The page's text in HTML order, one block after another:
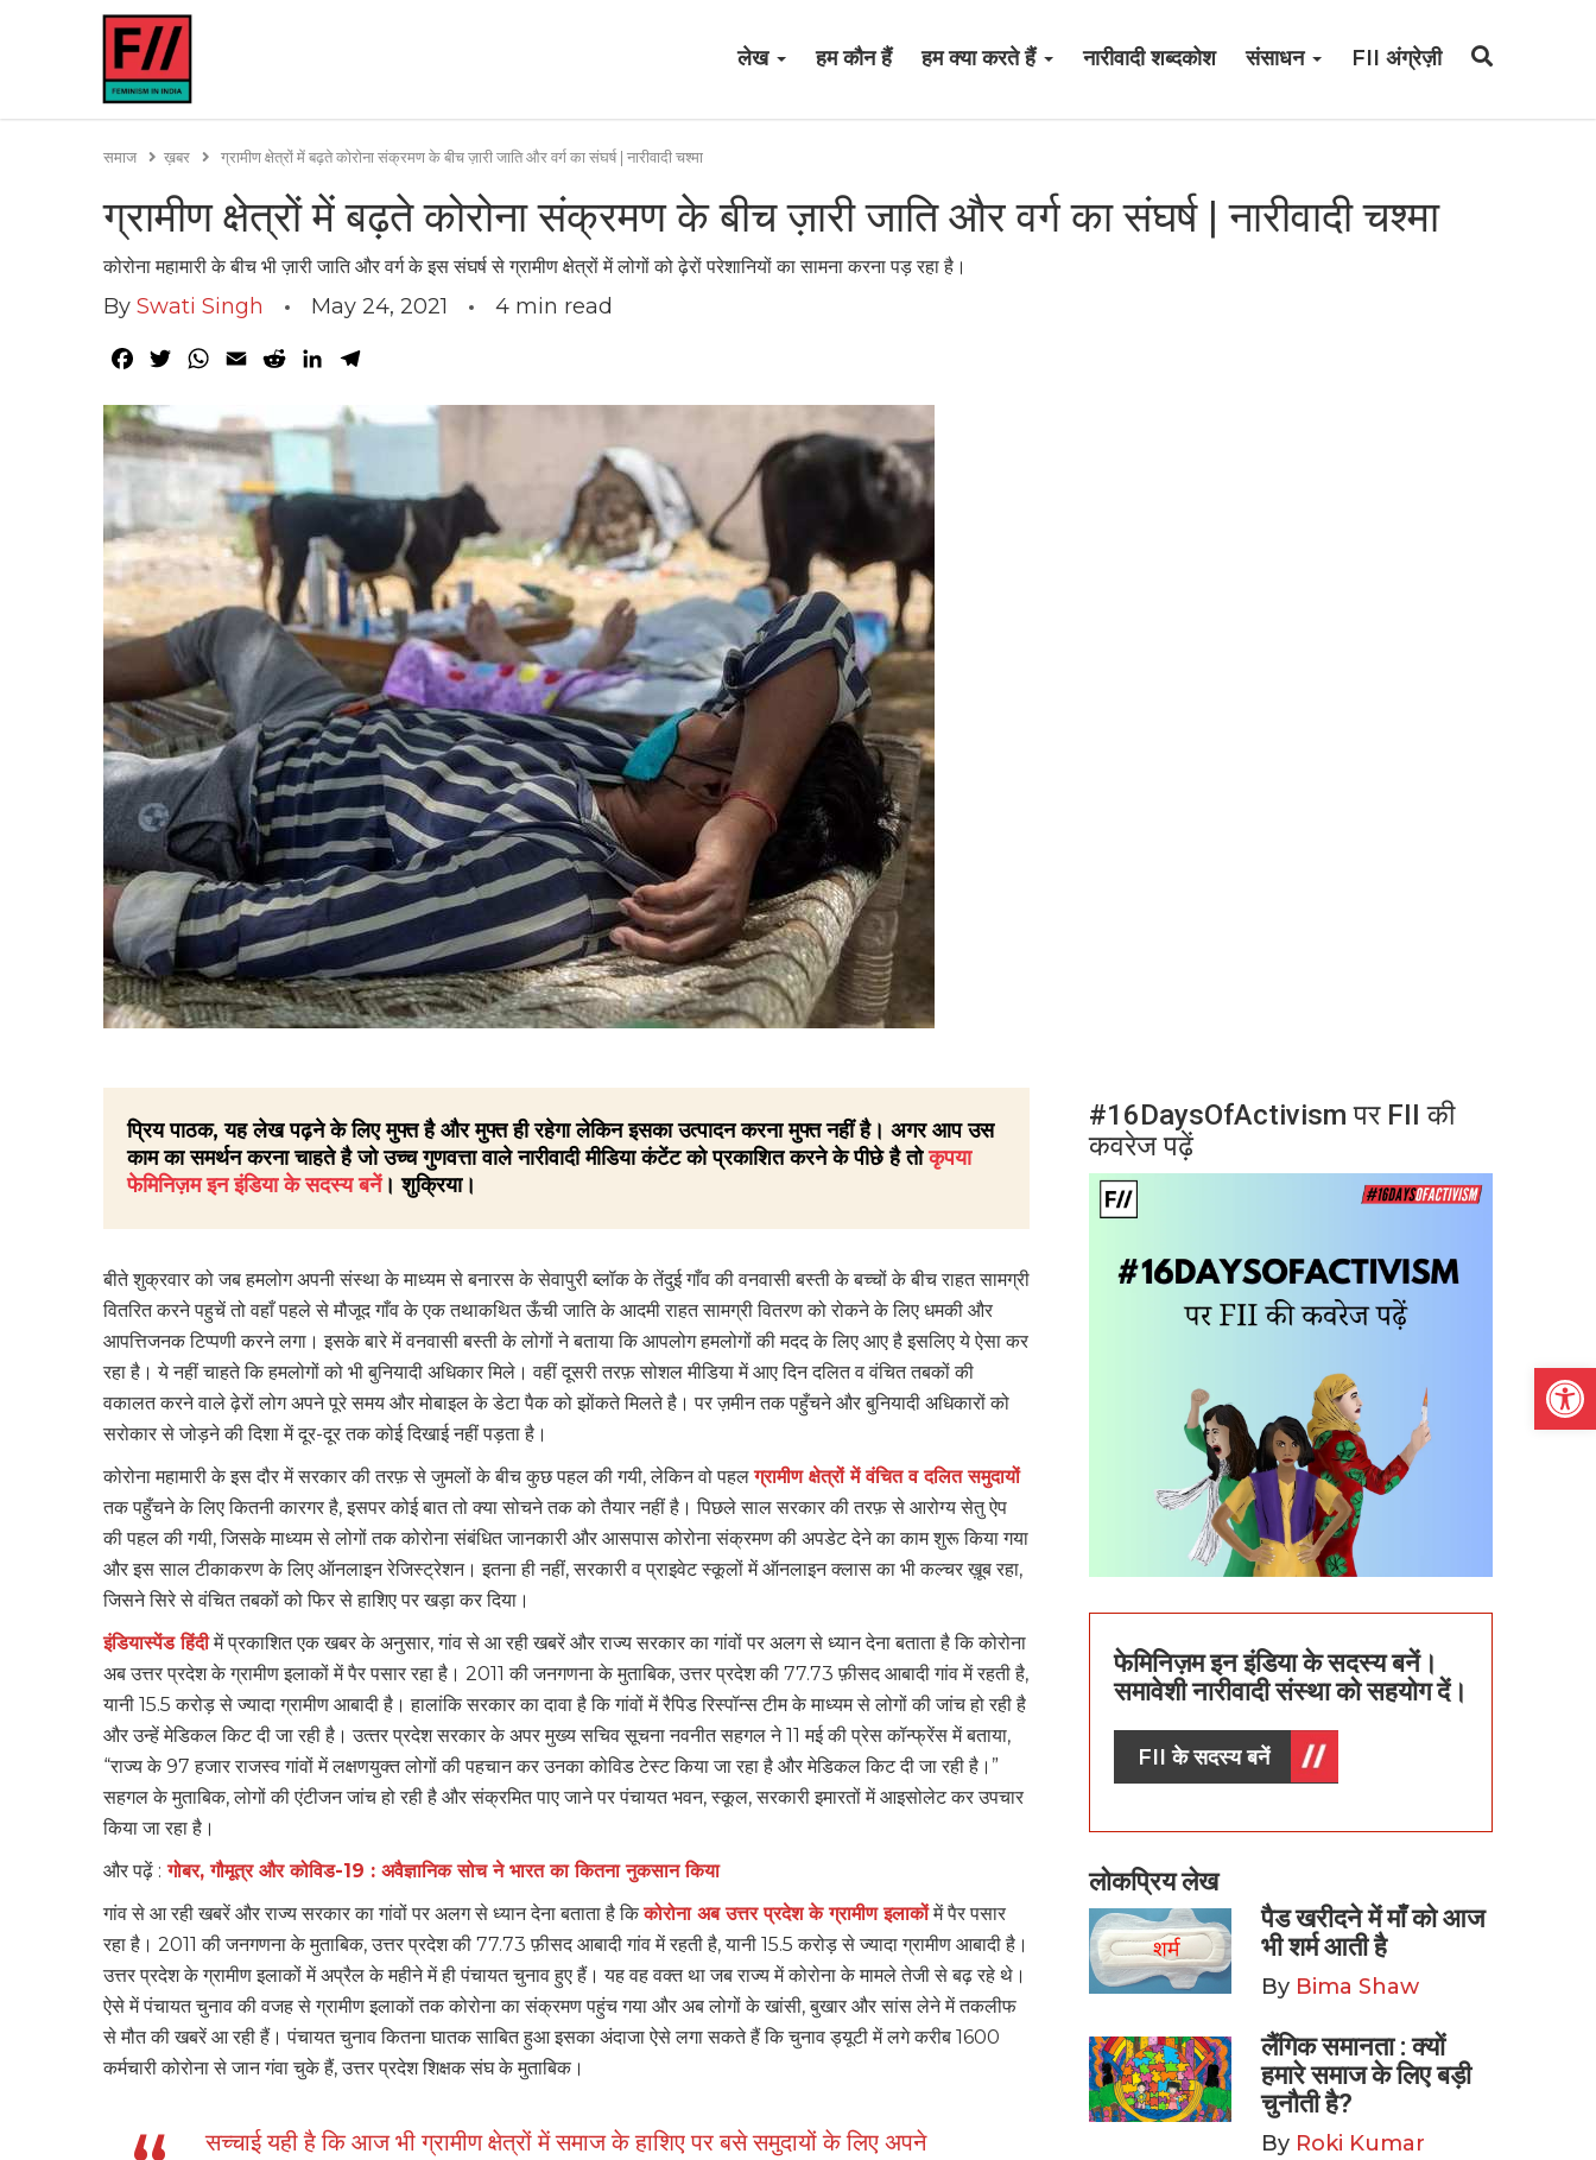
लेख हम कौन हैं हम क्या करते हैं नारीवादी शब्दकोश संसाधन FII अंग्रेज़ी
समाज ख़बर ग्रामीण क्षेत्रों में बढ़ते कोरोना संक्रमण के बीच ज़ारी जाति और वर्ग का संघर्ष | नारीवादी चश्मा
ग्रामीण क्षेत्रों में बढ़ते कोरोना संक्रमण के बीच ज़ारी जाति और वर्ग का संघर्ष | नारीवादी चश्मा
कोरोना महामारी के बीच भी ज़ारी जाति और वर्ग के इस संघर्ष से ग्रामीण क्षेत्रों में लोगों को ढ़ेरों परेशानियों का सामना करना पड़ रहा है।
By Swati Singh May 24, 2021 4 min read
Facebook
TwitterWhatsApp
Email RedditLinkedIn
प्रिय पाठक, यह लेख पढ़ने के लिए मुफ्त है और मुफ्त ही रहेगा लेकिन इसका उत्पादन करना मुफ्त नहीं है। अगर आप उस
काम का समर्थन करना चाहते है जो उच्च गुणवत्ता वाले नारीवादी मीडिया कंटेंट को प्रकाशित करने के पीछे है तोकृपया
फेमिनिज़म इन इंडिया के सदस्य बनें। शुक्रिया।
बीते शुक्रवार को जब हमलोग अपनी संस्था के माध्यम से बनारस के सेवापुरी ब्लॉक के तेंदुई गाँव की वनवासी बस्ती के बच्चों के बीच राहत सामग्री
वितरित करने पहुचें तो वहाँ पहले से मौजूद गाँव के एक तथाकथित ऊँची जाति के आदमी राहत सामग्री वितरण को रोकने के लिए धमकी और
आपत्तिजनक टिप्पणी करने लगा। इसके बारे में वनवासी बस्ती के लोगों ने बताया कि आपलोग हमलोगों की मदद के लिए आए है इसलिए ये ऐसा कर
रहा है। ये नहीं चाहते कि हमलोगों को भी बुनियादी अधिकार मिले। वहीं दूसरी तरफ़ सोशल मीडिया में आए दिन दलित व वंचित तबकों की
वकालत करने वाले ढ़ेरों लोग अपने पूरे समय और मोबाइल के डेटा पैक को झोंकते मिलते है। पर ज़मीन तक पहुँचने और बुनियादी अधिकारों को
सरोकार से जोड़ने की दिशा में दूर-दूर तक कोई दिखाई नहीं पड़ता है।
कोरोना महामारी के इस दौर में सरकार की तरफ़ से जुमलों के बीच कुछ पहल की गयी, लेकिन वो पहलग्रामीण क्षेत्रों में वंचित व दलित समुदायों
तक पहुँचने के लिए कितनी कारगर है, इसपर कोई बात तो क्या सोचने तक को तैयार नहीं है। पिछले साल सरकार की तरफ़ से आरोग्य सेतु ऐप
की पहल की गयी, जिसके माध्यम से लोगों तक कोरोना संबंधित जानकारी और आसपास कोरोना संक्रमण की अपडेट देने का काम शुरू किया गया
और इस साल टीकाकरण के लिए ऑनलाइन रेजिस्ट्रेशन। इतना ही नहीं, सरकारी व प्राइवेट स्कूलों में ऑनलाइन क्लास का भी कल्चर ख़ूब रहा,
जिसने सिरे से वंचित तबकों को फिर से हाशिए पर खड़ा कर दिया।
इंडियास्पेंड हिंदीमें प्रकाशित एक खबर के अनुसार, गांव से आ रही खबरें और राज्य सरकार का गांवों पर अलग से ध्‍यान देना बताता है कि कोरोना
अब उत्तर प्रदेश के ग्रामीण इलाकों में पैर पसार रहा है। 2011 की जनगणना के मुताबिक, उत्तर प्रदेश की 77.73 फ़ीसद आबादी गांव में रहती है,
यानी 15.5 करोड़ से ज्‍यादा ग्रामीण आबादी है। हालांकि सरकार का दावा है कि गांवों में रैपिड रिस्‍पॉन्‍स टीम के माध्‍यम से लोगों की जांच हो रही है
और उन्‍हें मेडिकल किट दी जा रही है। उत्‍तर प्रदेश सरकार के अपर मुख्‍य सचिव सूचना नवनीत सहगल ने 11 मई की प्रेस कॉन्‍फ्रेंस में बताया,
“राज्‍य के 97 हजार राजस्‍व गांवों में लक्षणयुक्‍त लोगों की पहचान कर उनका कोविड टेस्‍ट किया जा रहा है और मेडिकल किट दी जा रही है।”
सहगल के मुताबिक, लोगों की एंटीजन जांच हो रही है और संक्रमित पाए जाने पर पंचायत भवन, स्कूल, सरकारी इमारतों में आइसोलेट कर उपचार
किया जा रहा है।
और पढ़ें : गोबर, गौमूत्र और कोविड-19 : अवैज्ञानिक सोच ने भारत का कितना नुकसान किया
गांव से आ रही खबरें और राज्य सरकार का गांवों पर अलग से ध्‍यान देना बताता है किकोरोना अब उत्तर प्रदेश के ग्रामीण इलाकोंमें पैर पसार
रहा है। 2011 की जनगणना के मुताबिक, उत्तर प्रदेश की 77.73 फ़ीसद आबादी गांव में रहती है, यानी 15.5 करोड़ से ज्‍यादा ग्रामीण आबादी है।
उत्तर प्रदेश के ग्रामीण इलाकों में अप्रैल के महीने में ही पंचायत चुनाव हुए हैं। यह वह वक्‍त था जब राज्‍य में कोरोना के मामले तेजी से बढ़ रहे थे।
ऐसे में पंचायत चुनाव की वजह से ग्रामीण इलाकों तक कोरोना का संक्रमण पहुंच गया और अब लोगों के खांसी, बुखार और सांस लेने में तकलीफ
से मौत की खबरें आ रही हैं। पंचायत चुनाव कितना घातक साबित हुआ इसका अंदाजा ऐसे लगा सकते हैं कि चुनाव ड्यूटी में लगे करीब 1600
कर्मचारी कोरोना से जान गंवा चुके हैं, उत्तर प्रदेश शिक्षक संघ के मुताबिक।
सच्चाई यही है कि आज भी ग्रामीण क्षेत्रों में समाज के हाशिए पर बसे समुदायों के लिए अपने
#16DaysOfActivism पर FII की
कवरेज पढ़ें
फेमिनिज़म इन इंडिया के सदस्य बनें।
समावेशी नारीवादी संस्था को सहयोग दें।
FII के सदस्य बनें
लोकप्रिय लेख
पैड खरीदने में माँ को आज
भी शर्म आती है
By Bima Shaw
लैंगिक समानता : क्यों
हमारे समाज के लिए बड़ी
चुनौती है?
By Roki Kumar